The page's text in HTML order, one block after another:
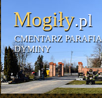
Mogiły.pl
CMENTARZ
DYMINY